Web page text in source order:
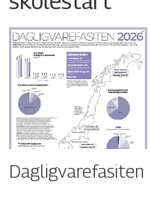
Dagligvarefasiten